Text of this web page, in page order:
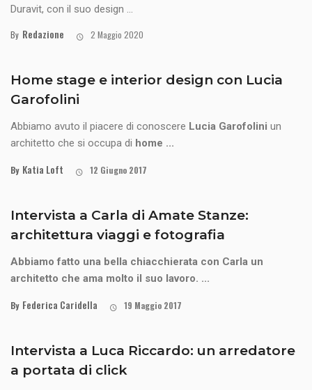
Duravit, con il suo design ...
By Redazione 2 Maggio 2020
Home stage e interior design con Lucia
Garofolini
Abbiamo avuto il piacere di conoscere Lucia Garofolini un
architetto che si occupa di home ...
By Katia Loft 12 Giugno 2017
Intervista a Carla di Amate Stanze:
architettura viaggi e fotografia
Abbiamo fatto una bella chiacchierata con Carla un
architetto che ama molto il suo lavoro. ...
By Federica Caridella 19 Maggio 2017
Intervista a Luca Riccardo: un arredatore
a portata di click